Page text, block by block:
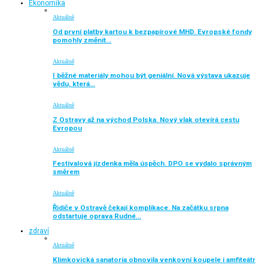
Ekonomika
Aktuálně
Od první platby kartou k bezpapírové MHD. Evropské fondy
pomohly změnit…
Aktuálně
I běžné materiály mohou být geniální. Nová výstava ukazuje
vědu, která…
Aktuálně
Z Ostravy až na východ Polska. Nový vlak otevírá cestu
Evropou
Aktuálně
Festivalová jízdenka měla úspěch. DPO se vydalo správným
směrem
Aktuálně
Řidiče v Ostravě čekají komplikace. Na začátku srpna
odstartuje oprava Rudné…
zdraví
Aktuálně
Klimkovická sanatoria obnovila venkovní koupele i amfiteátr